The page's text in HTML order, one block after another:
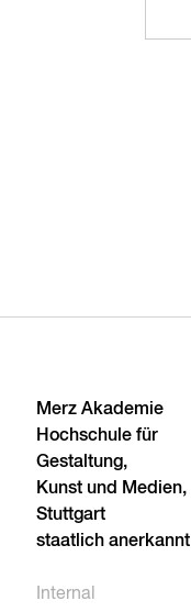
Merz Akademie
Hochschule für
Gestaltung,
Kunst und Medien,
Stuttgart
staatlich anerkannt
Internal